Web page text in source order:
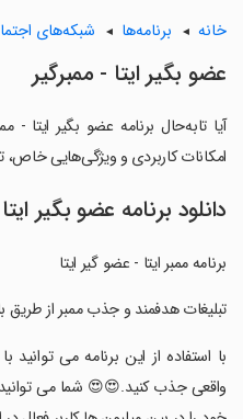
خانه برنامه‌ها شبکه‌های
عضو بگیر ایتا - ممبرگیر
آیا تابه‌حال برنامه عضو بگیر ایتا -
امکانات کاربردی و ویژگی‌هایی خاص،
دانلود برنامه عضو بگیر
برنامه ممبر ایتا - عضو گیر ایتا
‏تبلیغات هدفمند و جذب ممبر از طریق
‏با استفاده از این برنامه می
واقعی جذب کنید.😍😍 شما می توانید